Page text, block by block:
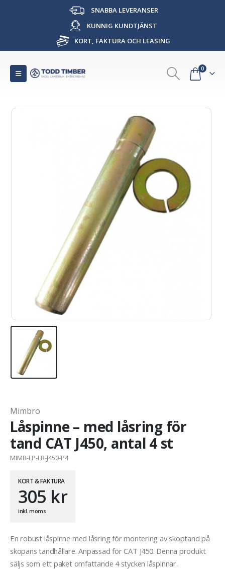
SNABBA LEVERANSER
KUNNIG KUNDTJÄNST
KORT, FAKTURA OCH LEASING
0
Mimbro
Låspinne – med låsring för
tand CAT J450, antal 4 st
MIMB-LP-LR-J450-P4
KORT & FAKTURA
305 kr
inkl. moms
En robust låspinne med låsring för montering av skoptand på
skopans tandhållare. Anpassad för CAT J450. Denna produkt
säljs som ett paket omfattande 4 stycken låspinnar.